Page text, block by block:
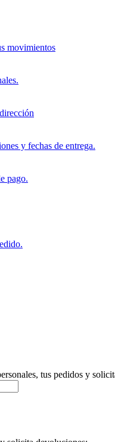
movimientos
y fechas de entrega.
pago.
tus pedidos y